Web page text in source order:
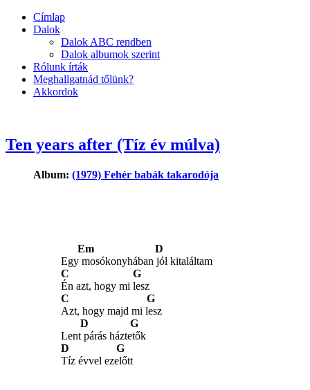
Címlap
Dalok
Dalok ABC rendben
Dalok albumok szerint
Rólunk írták
Meghallgatnád tőlünk?
Akkordok
Ten years after (Tíz év múlva)
Album: (1979) Fehér babák takarodója
Em D
Egy mosókonyhában jól kitaláltam
C G
Én azt, hogy mi lesz
C G
Azt, hogy majd mi lesz
D G
Lent párás háztetők
D G
Tíz évvel ezelőtt